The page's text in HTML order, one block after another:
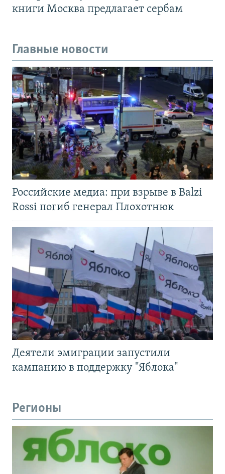
книги Москва предлагает сербам
Главные новости
Российские медиа: при взрыве в Balzi
Rossi погиб генерал Плохотнюк
Деятели эмиграции запустили
кампанию в поддержку "Яблока"
Регионы